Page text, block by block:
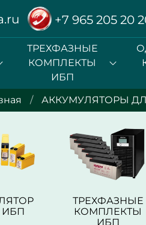
+7 965 205 20
ТРЕХФАЗНЫЕ
КОМПЛЕКТЫ
ИБП
АККУМУЛЯТОРЫ
ТРЕХФАЗНЫЕ
КОМПЛЕКТЫ
ИБП